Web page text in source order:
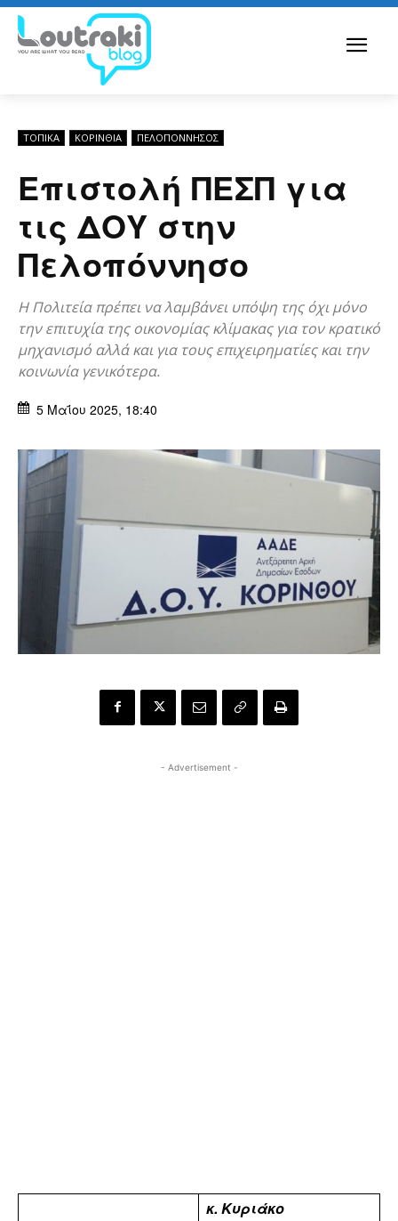
ΤΟΠΙΚΑ ΚΟΡΙΝΘΊΑ ΠΕΛΟΠΌΝΝΗΣΟΣ
Επιστολή ΠΕΣΠ για
τις ΔΟΥ στην
Πελοπόννησο
Η Πολιτεία πρέπει να λαμβάνει υπόψη της όχι μόνο
την επιτυχία της οικονομίας κλίμακας για τον κρατικό
μηχανισμό αλλά και για τους επιχειρηματίες και την
κοινωνία γενικότερα.
5 Μαΐου 2025, 18:40
- Advertisement -
κ. Κυριάκο